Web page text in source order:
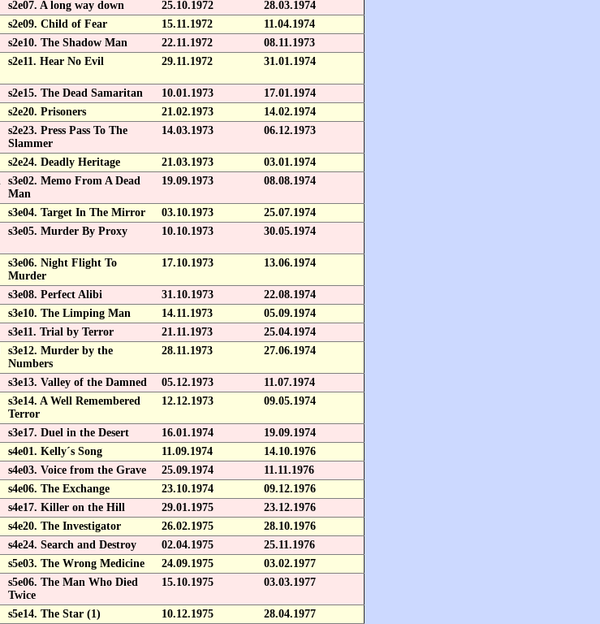
s2e07. A long way down 25.10.1972
28.03.1974
s2e09. Child of Fear 15.11.1972
11.04.1974
s2e10. The Shadow Man 22.11.1972
08.11.1973
s2e11. Hear No Evil 29.11.1972 31.01.1974
s2e15. The Dead Samaritan 10.01.1973
17.01.1974
s2e20. Prisoners 21.02.1973
14.02.1974
s2e23. Press Pass To The
Slammer
14.03.1973 06.12.1973
s2e24. Deadly Heritage 21.03.1973
03.01.1974
s3e02. Memo From A Dead
Man
19.09.1973 08.08.1974
s3e04. Target In The Mirror 03.10.1973
25.07.1974
s3e05. Murder By Proxy 10.10.1973 30.05.1974
s3e06. Night Flight To
Murder
17.10.1973 13.06.1974
s3e08. Perfect Alibi 31.10.1973
22.08.1974
s3e10. The Limping Man 14.11.1973
05.09.1974
s3e11. Trial by Terror 21.11.1973
25.04.1974
s3e12. Murder by the
Numbers
28.11.1973 27.06.1974
s3e13. Valley of the Damned 05.12.1973
11.07.1974
s3e14. A Well Remembered
Terror
12.12.1973 09.05.1974
s3e17. Duel in the Desert 16.01.1974
19.09.1974
s4e01. Kelly´s Song 11.09.1974
14.10.1976
s4e03. Voice from the Grave 25.09.1974
11.11.1976
s4e06. The Exchange 23.10.1974
09.12.1976
s4e17. Killer on the Hill 29.01.1975
23.12.1976
s4e20. The Investigator 26.02.1975
28.10.1976
s4e24. Search and Destroy 02.04.1975
25.11.1976
s5e03. The Wrong Medicine 24.09.1975
03.02.1977
s5e06. The Man Who Died
Twice
15.10.1975 03.03.1977
s5e14. The Star (1) 10.12.1975 28.04.1977